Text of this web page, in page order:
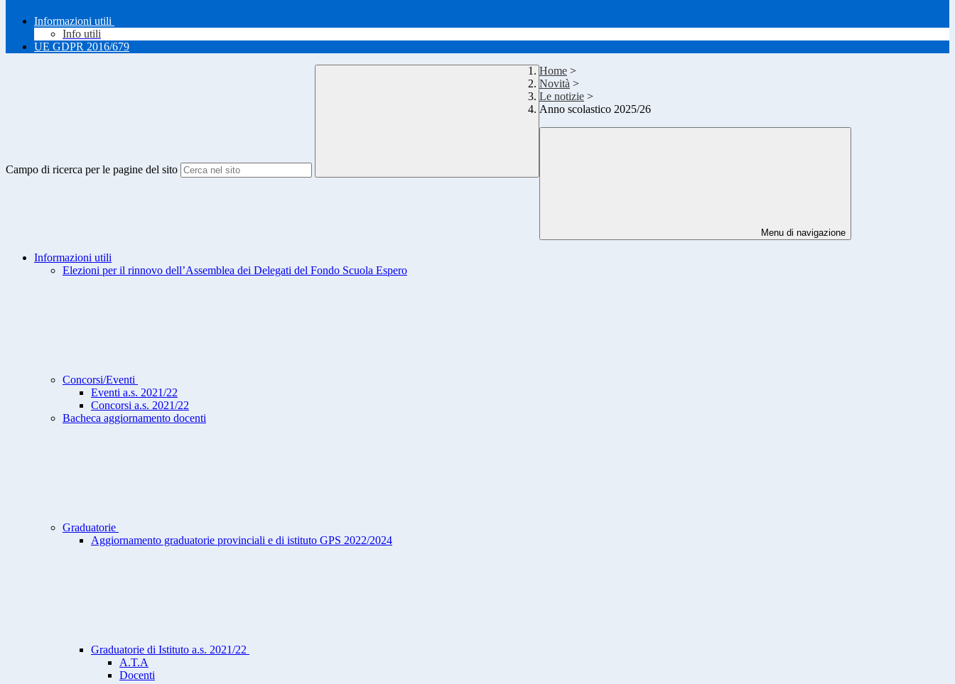
Informazioni utili
Info utili
UE GDPR 2016/679
Campo di ricerca per le pagine del sito
Home >
Novità >
Le notizie >
Anno scolastico 2025/26
Menu di navigazione
Informazioni utili
Elezioni per il rinnovo dell’Assemblea dei Delegati del Fondo Scuola Espero
Concorsi/Eventi
Eventi a.s. 2021/22
Concorsi a.s. 2021/22
Bacheca aggiornamento docenti
Graduatorie
Aggiornamento graduatorie provinciali e di istituto GPS 2022/2024
Graduatorie di Istituto a.s. 2021/22
A.T.A
Docenti